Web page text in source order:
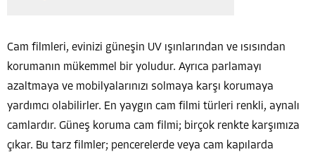
Cam filmleri, evinizi güneşin UV ışınlarından ve ısısından
korumanın mükemmel bir yoludur. Ayrıca parlamayı
azaltmaya ve mobilyalarınızı solmaya karşı korumaya
yardımcı olabilirler. En yaygın cam filmi türleri renkli, aynalı
camlardır. Güneş koruma cam filmi; birçok renkte karşımıza
çıkar. Bu tarz filmler; pencerelerde veya cam kapılarda